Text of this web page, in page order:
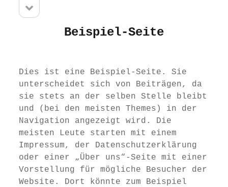
Sidebar
öffnen
Beispiel-Seite
Dies ist eine Beispiel-Seite. Sie
unterscheidet sich von Beiträgen, da
sie stets an der selben Stelle bleibt
und (bei den meisten Themes) in der
Navigation angezeigt wird. Die
meisten Leute starten mit einem
Impressum, der Datenschutzerklärung
oder einer „Über uns“-Seite mit einer
Vorstellung für mögliche Besucher der
Website. Dort könnte zum Beispiel